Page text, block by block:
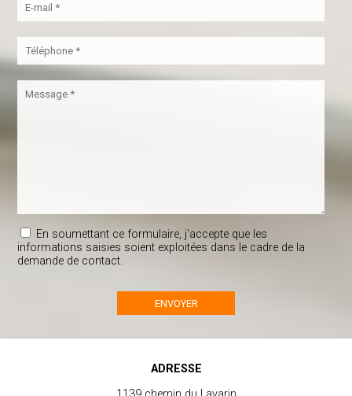
En soumettant ce formulaire, j'accepte que les
informations saisies soient exploitées dans le cadre de la
demande de contact.
ADRESSE